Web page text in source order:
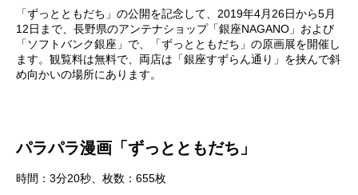
「ずっとともだち」の公開を記念して、2019年4月26日から5月
12日まで、長野県のアンテナショップ「銀座NAGANO」および
「ソフトバンク銀座」で、「ずっとともだち」の原画展を開催し
ます。観覧料は無料で、両店は「銀座すずらん通り」を挟んで斜
め向かいの場所にあります。
パラパラ漫画「ずっとともだち」
時間：3分20秒、枚数：655枚